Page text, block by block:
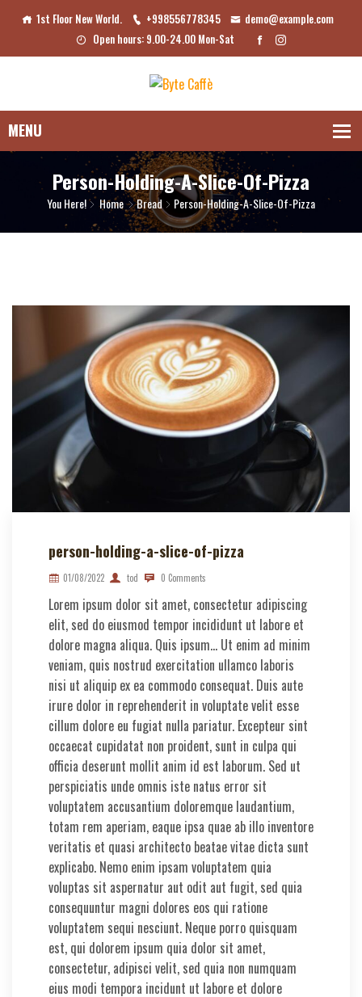
1st Floor New World. +998556778345
demo@example.com
Open hours: 9.00-24.00 Mon-Sat
Person-Holding-A-Slice-Of-Pizza
You Here! Home Bread Person-Holding-A-Slice-Of-Pizza
person-holding-a-slice-of-pizza
01/08/2022 tod 0 Comments
Lorem ipsum dolor sit amet, consectetur adipiscing
elit, sed do eiusmod tempor incididunt ut labore et
dolore magna aliqua. Quis ipsum… Ut enim ad minim
veniam, quis nostrud exercitation ullamco laboris
nisi ut aliquip ex ea commodo consequat. Duis aute
irure dolor in reprehenderit in voluptate velit esse
cillum dolore eu fugiat nulla pariatur. Excepteur sint
occaecat cupidatat non proident, sunt in culpa qui
officia deserunt mollit anim id est laborum. Sed ut
perspiciatis unde omnis iste natus error sit
voluptatem accusantium doloremque laudantium,
totam rem aperiam, eaque ipsa quae ab illo inventore
veritatis et quasi architecto beatae vitae dicta sunt
explicabo. Nemo enim ipsam voluptatem quia
voluptas sit aspernatur aut odit aut fugit, sed quia
consequuntur magni dolores eos qui ratione
voluptatem sequi nesciunt. Neque porro quisquam
est, qui dolorem ipsum quia dolor sit amet,
consectetur, adipisci velit, sed quia non numquam
eius modi tempora incidunt ut labore et dolore